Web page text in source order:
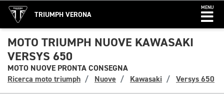
TRIUMPH VERONA
MENU
MOTO TRIUMPH NUOVE KAWASAKI
VERSYS 650
MOTO NUOVE PRONTA CONSEGNA
Ricerca moto triumph
Nuove Kawasaki Versys 650